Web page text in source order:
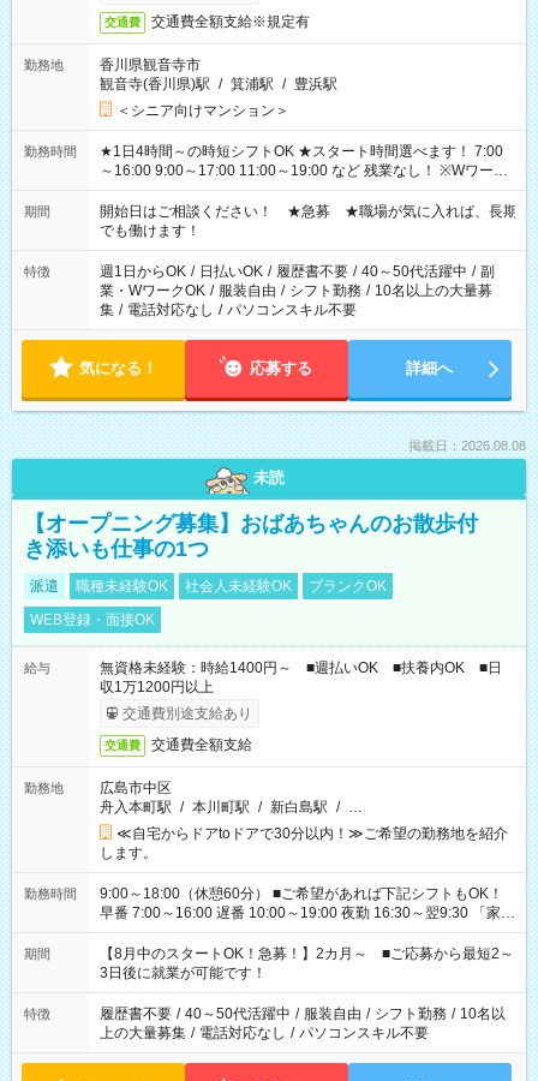
交通費 交通費全額支給※規定有
勤務地
香川県観音寺市
観音寺(香川県)駅 / 箕浦駅 / 豊浜駅
＜シニア向けマンション＞
勤務時間
★1日4時間～の時短シフトOK ★スタート時間選べます！ 7:00
～16:00 9:00～17:00 11:00～19:00 など 残業なし！ ※Wワーク
の場合、他のお仕事と合わせ週40時間超の就業はご案内できま
せん ※法令に基づき、週20時間以上勤務は社会保険への加入対
象となります ※労働者派遣法（日雇い派遣の原則禁止）によ
り、短時間・短期間の就業はご案内が難しい場合があります
期間
開始日はご相談ください！ ★急募 ★職場が気に入れば、長期
でも働けます！
特徴 週1日からOK / 日払いOK / 履歴書不要 / 40～50代活躍中 / 副
業・WワークOK / 服装自由 / シフト勤務 / 10名以上の大量募
集 / 電話対応なし / パソコンスキル不要
気になる！ 応募する 詳細へ
掲載日：2026.08.08
未読
【オープニング募集】おばあちゃんのお散歩付
き添いも仕事の1つ
派遣 職種未経験OK 社会人未経験OK
ブランクOK
WEB登録・面接OK
給与
無資格未経験：時給1400円～ ■週払いOK ■扶養内OK ■日
収1万1200円以上
交通費別途支給あり
交通費 交通費全額支給
勤務地
広島市中区
舟入本町駅 / 本川町駅 / 新白島駅 / …
≪自宅からドアtoドアで30分以内！≫ご希望の勤務地を紹介
します。
勤務時間
9:00～18:00（休憩60分） ■ご希望があれば下記シフトもOK！
早番 7:00～16:00 遅番 10:00～19:00 夜勤 16:30～翌9:30 「家族
と休みを合わせたい」 「余裕を持って夕飯の準備がしたい」
「できれば残業はしたくない」 など、ご希望を教えてください
ね。 ※Wワーク希望の方へ 今ご覧のお仕事で希望する勤務時間
と、もう1つのお仕事の勤務時間。 合計で週40時間を超える場
合は応募できません。
期間
【8月中のスタートOK！急募！】2カ月～ ■ご応募から最短2～
3日後に就業が可能です！
特徴 履歴書不要 / 40～50代活躍中 / 服装自由 / シフト勤務 / 10名以
上の大量募集 / 電話対応なし / パソコンスキル不要